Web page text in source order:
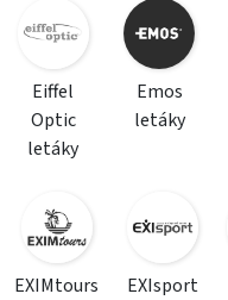
Eiffel
Optic
letáky
Emos
letáky
EXIMtours
EXIsport